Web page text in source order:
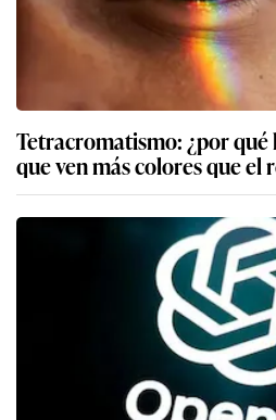
Tetracromatismo: ¿por qué
que ven más colores que el